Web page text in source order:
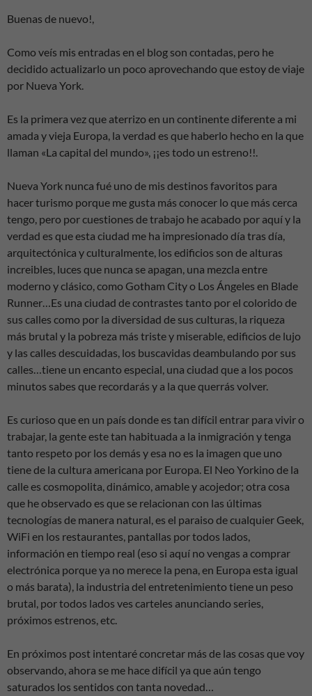
Buenas de nuevo!,
Como veís mis entradas en el blog son contadas, pero he
decidido actualizarlo un poco aprovechando que estoy de viaje
por Nueva York.
Es la primera vez que aterrizo en un continente diferente a mi
amada y vieja Europa, la verdad es que haberlo hecho en la que
llaman «La capital del mundo», ¡¡es todo un estreno!!.
Nueva York nunca fué uno de mis destinos favoritos para
hacer turismo porque me gusta más conocer lo que más cerca
tengo, pero por cuestiones de trabajo he acabado por aquí y la
verdad es que esta ciudad me ha impresionado día tras día,
arquitectónica y culturalmente, los edificios son de alturas
increibles, luces que nunca se apagan, una mezcla entre
moderno y clásico, como Gotham City o Los Ángeles en Blade
Runner…Es una ciudad de contrastes tanto por el colorido de
sus calles como por la diversidad de sus culturas, la riqueza
más brutal y la pobreza más triste y miserable, edificios de lujo
y las calles descuidadas, los buscavidas deambulando por sus
calles…tiene un encanto especial, una ciudad que a los pocos
minutos sabes que recordarás y a la que querrás volver.
Es curioso que en un país donde es tan difícil entrar para vivir o
trabajar, la gente este tan habituada a la inmigración y tenga
tanto respeto por los demás y esa no es la imagen que uno
tiene de la cultura americana por Europa. El Neo Yorkino de la
calle es cosmopolita, dinámico, amable y acojedor; otra cosa
que he observado es que se relacionan con las últimas
tecnologías de manera natural, es el paraiso de cualquier Geek,
WiFi en los restaurantes, pantallas por todos lados,
información en tiempo real (eso si aquí no vengas a comprar
electrónica porque ya no merece la pena, en Europa esta igual
o más barata), la industria del entretenimiento tiene un peso
brutal, por todos lados ves carteles anunciando series,
próximos estrenos, etc.
En próximos post intentaré concretar más de las cosas que voy
observando, ahora se me hace difícil ya que aún tengo
saturados los sentidos con tanta novedad…